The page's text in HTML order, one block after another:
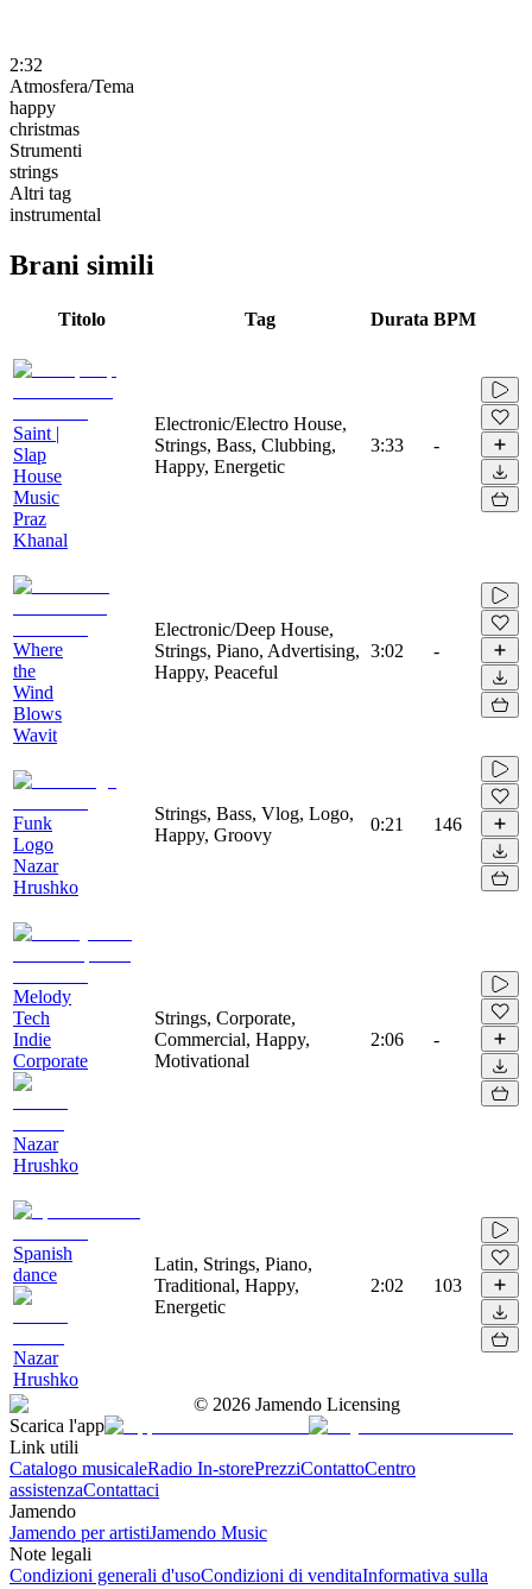
2:32
Atmosfera/Tema
happy
christmas
Strumenti
strings
Altri tag
instrumental
Brani simili
Titolo Tag Durata BPM
Saint |
Slap
House
Music
Praz
Khanal
Electronic/Electro House,
Strings, Bass, Clubbing,
Happy, Energetic
3:33 -
Where
the
Wind
Blows
Wavit
Electronic/Deep House,
Strings, Piano, Advertising,
Happy, Peaceful
3:02 -
Funk
Logo
Nazar
Hrushko
Strings, Bass, Vlog, Logo,
Happy, Groovy
0:21 146
Melody
Tech
Indie
Corporate
Nazar
Hrushko
Strings, Corporate,
Commercial, Happy,
Motivational
2:06 -
Spanish
dance
Nazar
Hrushko
Latin, Strings, Piano,
Traditional, Happy,
Energetic
2:02 103
© 2026 Jamendo Licensing
Scarica l'app
Link utili
Catalogo musicaleRadio In-storePrezziContattoCentro
assistenzaContattaci
Jamendo
Jamendo per artistiJamendo Music
Note legali
Condizioni generali d'usoCondizioni di venditaInformativa sulla